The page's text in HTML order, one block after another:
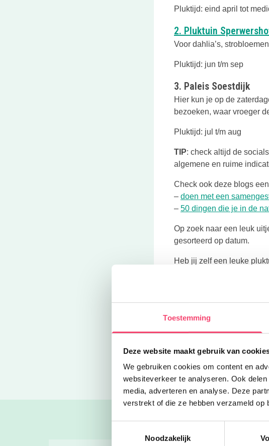
Toestemming
Deze website maakt gebruik van
We gebruiken cookies om content en
websiteverkeer te analyseren. Ook
media, adverteren en analyse. Deze
verstrekt of die ze hebben verzameld
Noodzakelijk
Pluktijd: eind april tot
2. Pluktuin
Voor dahlia’s,
Pluktijd: jun t/m sep
3. Paleis Soestdijk
Hier kun je op de
bezoeken, waar vroeger
Pluktijd: jul t/m aug
TIP: check altijd de
algemene en ruime
Check ook deze blogs
– doen met een
– 50 dingen die je in de
Op zoek naar een leuk
gesorteerd op datum.
Heb jij zelf een leuke
Pluktuinen in ’t Gooi